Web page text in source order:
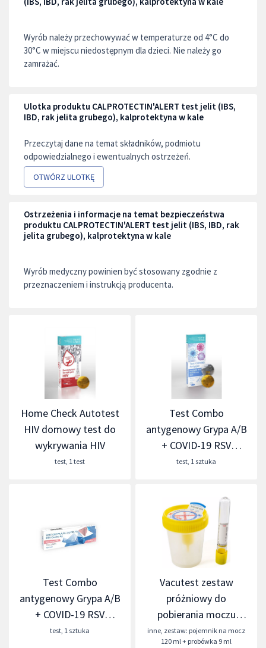
Wyrób należy przechowywać w temperaturze od 4°C do
30°C w miejscu niedostępnym dla dzieci. Nie należy go
zamrażać.
Ulotka produktu CALPROTECTIN'ALERT test jelit (IBS,
IBD, rak jelita grubego), kalprotektyna w kale
Przeczytaj dane na temat składników, podmiotu
odpowiedzialnego i ewentualnych ostrzeżeń.
OTWÓRZ ULOTKĘ
Ostrzeżenia i informacje na temat bezpieczeństwa
produktu CALPROTECTIN'ALERT test jelit (IBS, IBD, rak
jelita grubego), kalprotektyna w kale
Wyrób medyczny powinien być stosowany zgodnie z
przeznaczeniem i instrukcją producenta.
Home Check Autotest
HIV domowy test do
wykrywania HIV
test, 1 test
Test Combo
antygenowy Grypa A/B
+ COVID-19 RSV
Milapharm
test, 1 sztuka
Test Combo
antygenowy Grypa A/B
+ COVID-19 RSV
Diather
test, 1 sztuka
Vacutest zestaw
próżniowy do
pobierania moczu
sterylny
inne, zestaw: pojemnik na mocz
120 ml + probówka 9 ml